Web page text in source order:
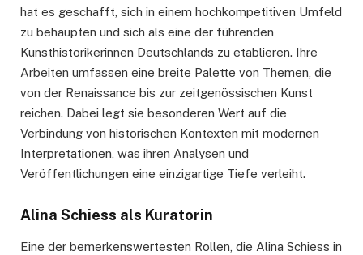
hat es geschafft, sich in einem hochkompetitiven Umfeld
zu behaupten und sich als eine der führenden
Kunsthistorikerinnen Deutschlands zu etablieren. Ihre
Arbeiten umfassen eine breite Palette von Themen, die
von der Renaissance bis zur zeitgenössischen Kunst
reichen. Dabei legt sie besonderen Wert auf die
Verbindung von historischen Kontexten mit modernen
Interpretationen, was ihren Analysen und
Veröffentlichungen eine einzigartige Tiefe verleiht.
Alina Schiess als Kuratorin
Eine der bemerkenswertesten Rollen, die Alina Schiess in